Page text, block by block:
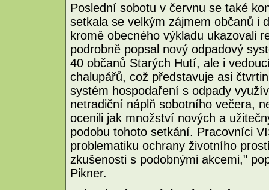
Poslední sobotu v červnu se také
setkala se velkým zájmem občanů i
kromě obecného výkladu ukazovali
podrobně popsal nový odpadový
40 občanů Starých Hutí, ale i
chalupářů, což představuje asi
systém hospodaření s odpady
netradiční náplň sobotního večera,
ocenili jak množství nových a
podobu tohoto setkání. Pracovníci
problematiku ochrany životního
zkušenosti s podobnými akcemi,"
Pikner.